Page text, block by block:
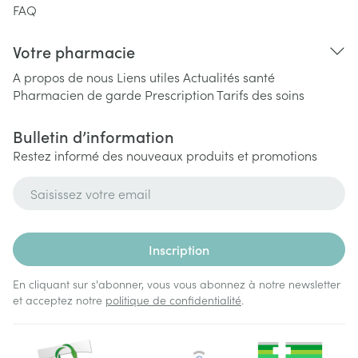
FAQ
Votre pharmacie
A propos de nous Liens utiles Actualités santé
Pharmacien de garde PrescriptionTarifs des soins
Bulletin d’information
Restez informé des nouveaux produits et promotions
Inscription
En cliquant sur s'abonner, vous vous abonnez à notre newsletter
et acceptez notre politique de confidentialité.